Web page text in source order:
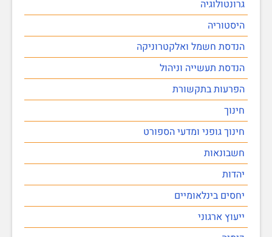
גרונטולוגיה
היסטוריה
הנדסת חשמל ואלקטרוניקה
הנדסת תעשייה וניהול
הפרעות בתקשורת
חינוך
חינוך גופני ומדעי הספורט
חשבונאות
יהדות
יחסים בינלאומיים
ייעוץ ארגוני